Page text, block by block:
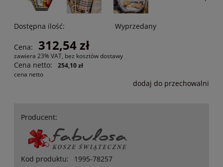
Dostępna ilość: Wyprzedany
Cena: 312,54 zł
zawiera 23% VAT, bez kosztów dostawy
Cena netto:
254,10 zł
cena netto
dodaj do przechowalni
Producent:
Kod produktu:
1995-78257